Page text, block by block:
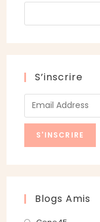
S’inscrire
Blogs Amis